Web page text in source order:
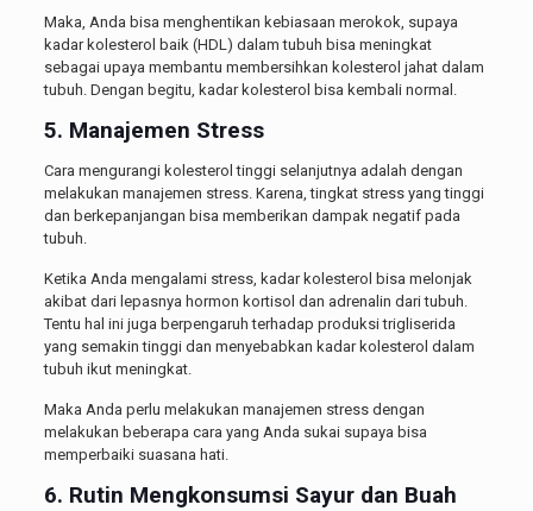
Maka, Anda bisa menghentikan kebiasaan merokok, supaya
kadar kolesterol baik (HDL) dalam tubuh bisa meningkat
sebagai upaya membantu membersihkan kolesterol jahat dalam
tubuh. Dengan begitu, kadar kolesterol bisa kembali normal.
5. Manajemen Stress
Cara mengurangi kolesterol tinggi selanjutnya adalah dengan
melakukan manajemen stress. Karena, tingkat stress yang tinggi
dan berkepanjangan bisa memberikan dampak negatif pada
tubuh.
Ketika Anda mengalami stress, kadar kolesterol bisa melonjak
akibat dari lepasnya hormon kortisol dan adrenalin dari tubuh.
Tentu hal ini juga berpengaruh terhadap produksi trigliserida
yang semakin tinggi dan menyebabkan kadar kolesterol dalam
tubuh ikut meningkat.
Maka Anda perlu melakukan manajemen stress dengan
melakukan beberapa cara yang Anda sukai supaya bisa
memperbaiki suasana hati.
6. Rutin Mengkonsumsi Sayur dan Buah